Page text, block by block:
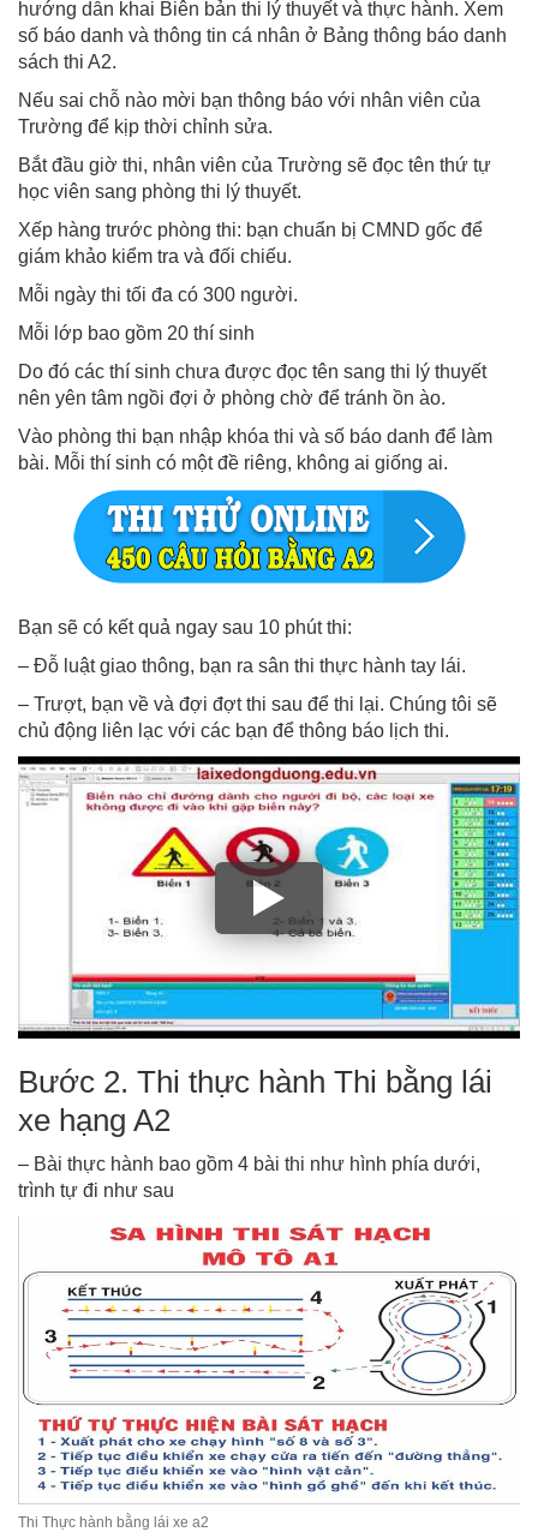
hướng dẫn khai Biên bản thi lý thuyết và thực hành. Xem
số báo danh và thông tin cá nhân ở Bảng thông báo danh
sách thi A2.
Nếu sai chỗ nào mời bạn thông báo với nhân viên của
Trường để kịp thời chỉnh sửa.
Bắt đầu giờ thi, nhân viên của Trường sẽ đọc tên thứ tự
học viên sang phòng thi lý thuyết.
Xếp hàng trước phòng thi: bạn chuẩn bị CMND gốc để
giám khảo kiểm tra và đối chiếu.
Mỗi ngày thi tối đa có 300 người.
Mỗi lớp bao gồm 20 thí sinh
Do đó các thí sinh chưa được đọc tên sang thi lý thuyết
nên yên tâm ngồi đợi ở phòng chờ để tránh ồn ào.
Vào phòng thi bạn nhập khóa thi và số báo danh để làm
bài. Mỗi thí sinh có một đề riêng, không ai giống ai.
Bạn sẽ có kết quả ngay sau 10 phút thi:
– Đỗ luật giao thông, bạn ra sân thi thực hành tay lái.
– Trượt, bạn về và đợi đợt thi sau để thi lại. Chúng tôi sẽ
chủ động liên lạc với các bạn để thông báo lịch thi.
Bước 2. Thi thực hành Thi bằng lái
xe hạng A2
– Bài thực hành bao gồm 4 bài thi như hình phía dưới,
trình tự đi như sau
Thi Thực hành bằng lái xe a2